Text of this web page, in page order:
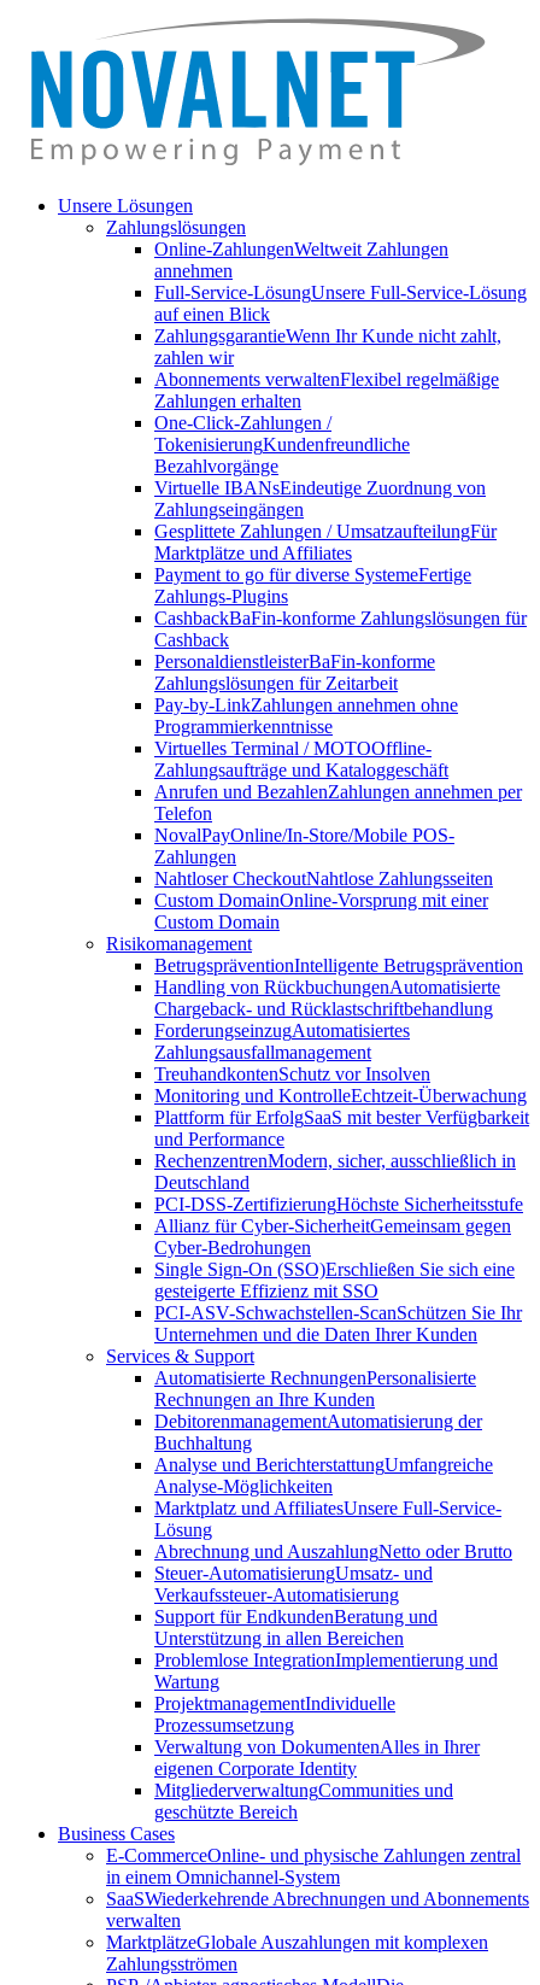
Unsere Lösungen
Zahlungslösungen
Online-ZahlungenWeltweit Zahlungen
annehmen
Full-Service-LösungUnsere Full-Service-Lösung
auf einen Blick
ZahlungsgarantieWenn Ihr Kunde nicht zahlt,
zahlen wir
Abonnements verwaltenFlexibel regelmäßige
Zahlungen erhalten
One-Click-Zahlungen /
TokenisierungKundenfreundliche
Bezahlvorgänge
Virtuelle IBANsEindeutige Zuordnung von
Zahlungseingängen
Gesplittete Zahlungen / UmsatzaufteilungFür
Marktplätze und Affiliates
Payment to go für diverse SystemeFertige
Zahlungs-Plugins
CashbackBaFin-konforme Zahlungslösungen für
Cashback
PersonaldienstleisterBaFin-konforme
Zahlungslösungen für Zeitarbeit
Pay-by-LinkZahlungen annehmen ohne
Programmierkenntnisse
Virtuelles Terminal / MOTOOffline-
Zahlungsaufträge und Kataloggeschäft
Anrufen und BezahlenZahlungen annehmen per
Telefon
NovalPayOnline/In-Store/Mobile POS-
Zahlungen
Nahtloser CheckoutNahtlose Zahlungsseiten
Custom DomainOnline-Vorsprung mit einer
Custom Domain
Risikomanagement
BetrugspräventionIntelligente Betrugsprävention
Handling von RückbuchungenAutomatisierte
Chargeback- und Rücklastschriftbehandlung
ForderungseinzugAutomatisiertes
Zahlungsausfallmanagement
TreuhandkontenSchutz vor Insolven
Monitoring und KontrolleEchtzeit-Überwachung
Plattform für ErfolgSaaS mit bester Verfügbarkeit
und Performance
RechenzentrenModern, sicher, ausschließlich in
Deutschland
PCI-DSS-ZertifizierungHöchste Sicherheitsstufe
Allianz für Cyber-SicherheitGemeinsam gegen
Cyber-Bedrohungen
Single Sign-On (SSO)Erschließen Sie sich eine
gesteigerte Effizienz mit SSO
PCI-ASV-Schwachstellen-ScanSchützen Sie Ihr
Unternehmen und die Daten Ihrer Kunden
Services & Support
Automatisierte RechnungenPersonalisierte
Rechnungen an Ihre Kunden
DebitorenmanagementAutomatisierung der
Buchhaltung
Analyse und BerichterstattungUmfangreiche
Analyse-Möglichkeiten
Marktplatz und AffiliatesUnsere Full-Service-
Lösung
Abrechnung und AuszahlungNetto oder Brutto
Steuer-AutomatisierungUmsatz- und
Verkaufssteuer-Automatisierung
Support für EndkundenBeratung und
Unterstützung in allen Bereichen
Problemlose IntegrationImplementierung und
Wartung
ProjektmanagementIndividuelle
Prozessumsetzung
Verwaltung von DokumentenAlles in Ihrer
eigenen Corporate Identity
MitgliederverwaltungCommunities und
geschützte Bereich
Business Cases
E-CommerceOnline- und physische Zahlungen zentral
in einem Omnichannel-System
SaaSWiederkehrende Abrechnungen und Abonnements
verwalten
MarktplätzeGlobale Auszahlungen mit komplexen
Zahlungsströmen